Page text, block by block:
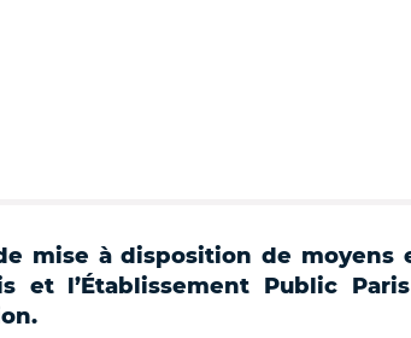
mise à disposition de moyens
et l’Établissement Public